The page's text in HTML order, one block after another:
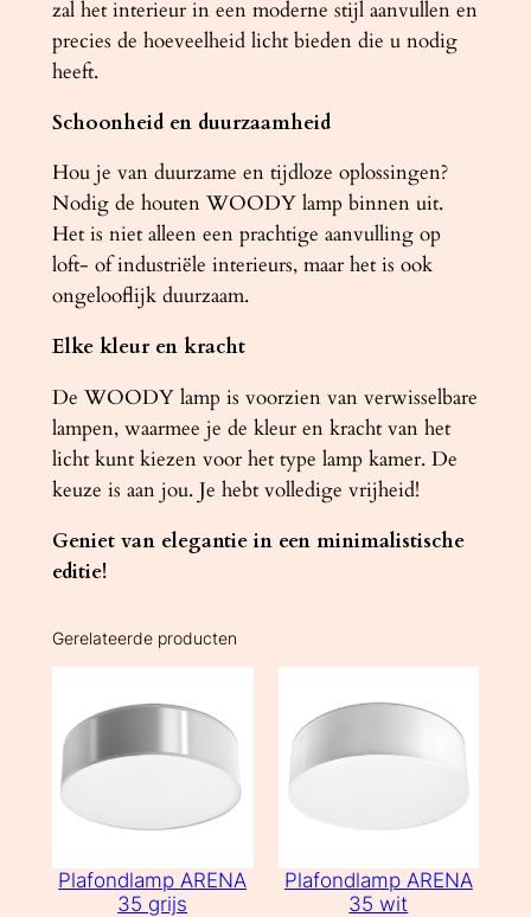
zal het interieur in een moderne stijl aanvullen en
precies de hoeveelheid licht bieden die u nodig
heeft.
Schoonheid en duurzaamheid
Hou je van duurzame en tijdloze oplossingen?
Nodig de houten WOODY lamp binnen uit.
Het is niet alleen een prachtige aanvulling op
loft- of industriële interieurs, maar het is ook
ongelooflijk duurzaam.
Elke kleur en kracht
De WOODY lamp is voorzien van verwisselbare
lampen, waarmee je de kleur en kracht van het
licht kunt kiezen voor het type lamp kamer. De
keuze is aan jou. Je hebt volledige vrijheid!
Geniet van elegantie in een minimalistische
editie!
Gerelateerde producten
Plafondlamp ARENA
35 grijs
Plafondlamp ARENA
35 wit